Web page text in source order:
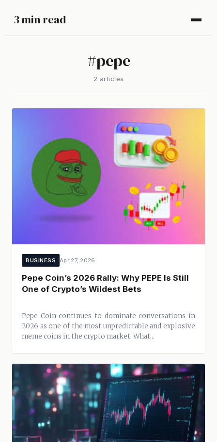
3 min read
#pepe
2 articles
BUSINESS Apr 27, 2026
Pepe Coin’s 2026 Rally: Why PEPE Is Still
One of Crypto’s Wildest Bets
Pepe Coin continues to dominate conversations in
2026 as one of the most unpredictable and explosive
meme coins in the crypto market. What...